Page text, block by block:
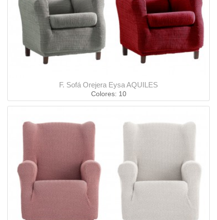
F. Sofá Orejera Eysa AQUILES
Colores: 10